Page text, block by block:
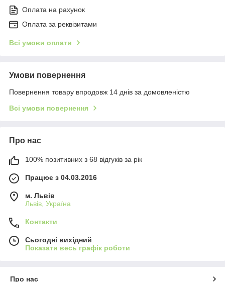
Оплата на рахунок
Оплата за реквізитами
Всі умови оплати
Умови повернення
Повернення товару впродовж 14 днів за домовленістю
Всі умови повернення
Про нас
100% позитивних з 68 відгуків за рік
Працює з 04.03.2016
м. Львів
Львів, Україна
Контакти
Сьогодні вихідний
Показати весь графік роботи
Про нас